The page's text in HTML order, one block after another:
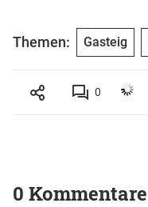
Themen: Gasteig
0
0 Kommentare